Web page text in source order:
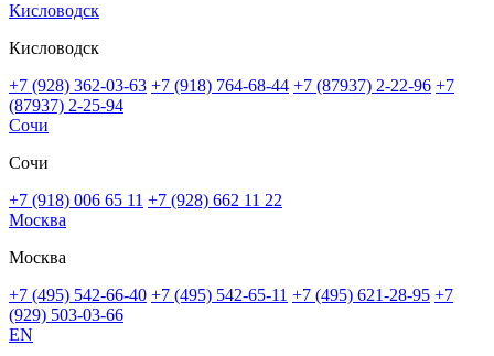
Кисловодск
Кисловодск
+7 (928) 362-03-63 +7 (918) 764-68-44 +7 (87937) 2-22-96 +7
(87937) 2-25-94
Сочи
Сочи
+7 (918) 006 65 11 +7 (928) 662 11 22
Москва
Москва
+7 (495) 542-66-40 +7 (495) 542-65-11 +7 (495) 621-28-95 +7
(929) 503-03-66
EN